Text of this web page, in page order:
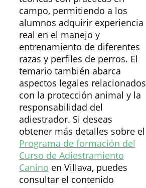
campo, permitiendo a los
alumnos adquirir experiencia
real en el manejo y
entrenamiento de diferentes
razas y perfiles de perros. El
temario también abarca
aspectos legales relacionados
con la protección animal y la
responsabilidad del
adiestrador. Si deseas
obtener más detalles sobre el
Programa de formación del
Curso de Adiestramiento
Canino en Villava, puedes
consultar el contenido